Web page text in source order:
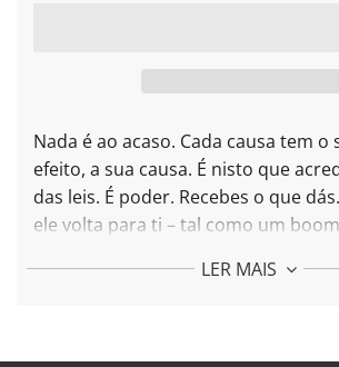
R
.
Nada é ao acaso. Cada causa tem o
efeito, a sua causa. É nisto que
das leis. É poder. Recebes o que
ele volta para ti – tal como um
Mais sobre o Anel Boomerang:
LER MAIS